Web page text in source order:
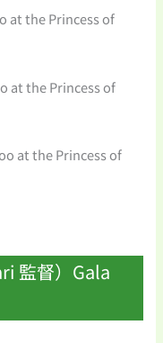
at the Princess of
at the Princess of
at the Princess of
監督）Gala